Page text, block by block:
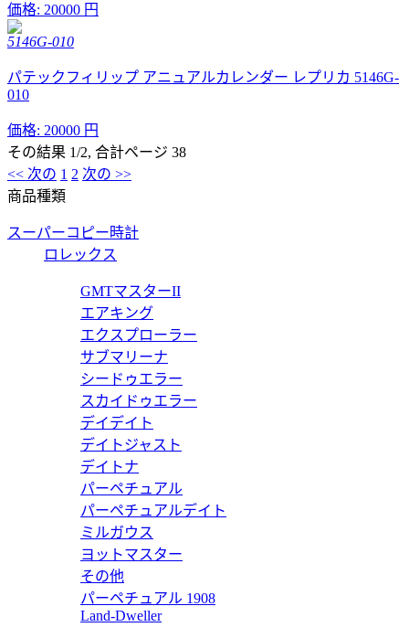
価格: 20000 円
5146G-010
パテックフィリップ アニュアルカレンダー レプリカ 5146G-
010
価格: 20000 円
その結果 1/2, 合計ページ 38
<< 次の 1 2 次の >>
商品種類
スーパーコピー時計
ロレックス
GMTマスターII
エアキング
エクスプローラー
サブマリーナ
シードゥエラー
スカイドゥエラー
デイデイト
デイトジャスト
デイトナ
パーペチュアル
パーペチュアルデイト
ミルガウス
ヨットマスター
その他
パーペチュアル 1908
Land-Dweller